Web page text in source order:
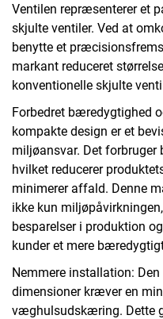
Ventilen repræsenterer et
skjulte ventiler. Ved at
benytte et
markant reduceret
konventionelle skjulte
Forbedret bæredygtighed
kompakte design er et
miljøansvar. Det forbruger
hvilket reducerer
minimerer affald. Denne
ikke kun
besparelser i produktion
kunder et mere
Nemmere installation:
dimensioner kræver en
væghulsudskæring. Dette